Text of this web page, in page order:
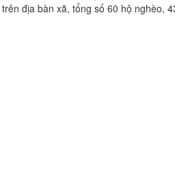
BTV ĐU....;đại diện các tổ chức,
địa bàn xã, tổng số 60 hộ nghèo,